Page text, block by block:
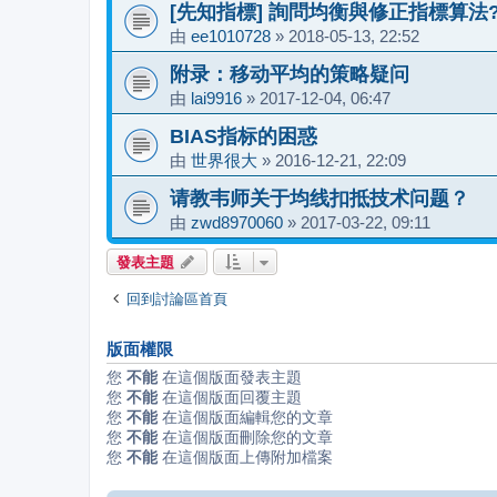
[先知指標] 詢問均衡與修正指標算法
由 ee1010728 » 2018-05-13, 22:52
附录：移动平均的策略疑问
由 lai9916 » 2017-12-04, 06:47
BIAS指标的困惑
由 世界很大 » 2016-12-21, 22:09
请教韦师关于均线扣抵技术问题？
由 zwd8970060 » 2017-03-22, 09:11
發表主題
回到討論區首頁
版面權限
您 不能在這個版面發表主題
您 不能在這個版面回覆主題
您 不能在這個版面編輯您的文章
您 不能在這個版面刪除您的文章
您 不能在這個版面上傳附加檔案